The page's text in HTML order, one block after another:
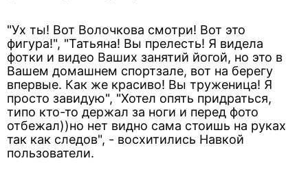
"Ух ты! Вот Волочкова смотри! Вот это
фигура!", "Татьяна! Вы прелесть! Я видела
фотки и видео Ваших занятий йогой, но это в
Вашем домашнем спортзале, вот на берегу
впервые. Как же красиво! Вы труженица! Я
просто завидую", "Хотел опять придраться,
типо кто-то держал за ноги и перед фото
отбежал))но нет видно сама стоишь на руках
так как следов", - восхитились Навкой
пользователи.